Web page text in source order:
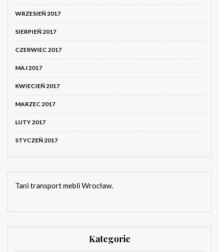
WRZESIEŃ 2017
SIERPIEŃ 2017
CZERWIEC 2017
MAJ 2017
KWIECIEŃ 2017
MARZEC 2017
LUTY 2017
STYCZEŃ 2017
Tani transport mebli Wrocław.
Kategorie